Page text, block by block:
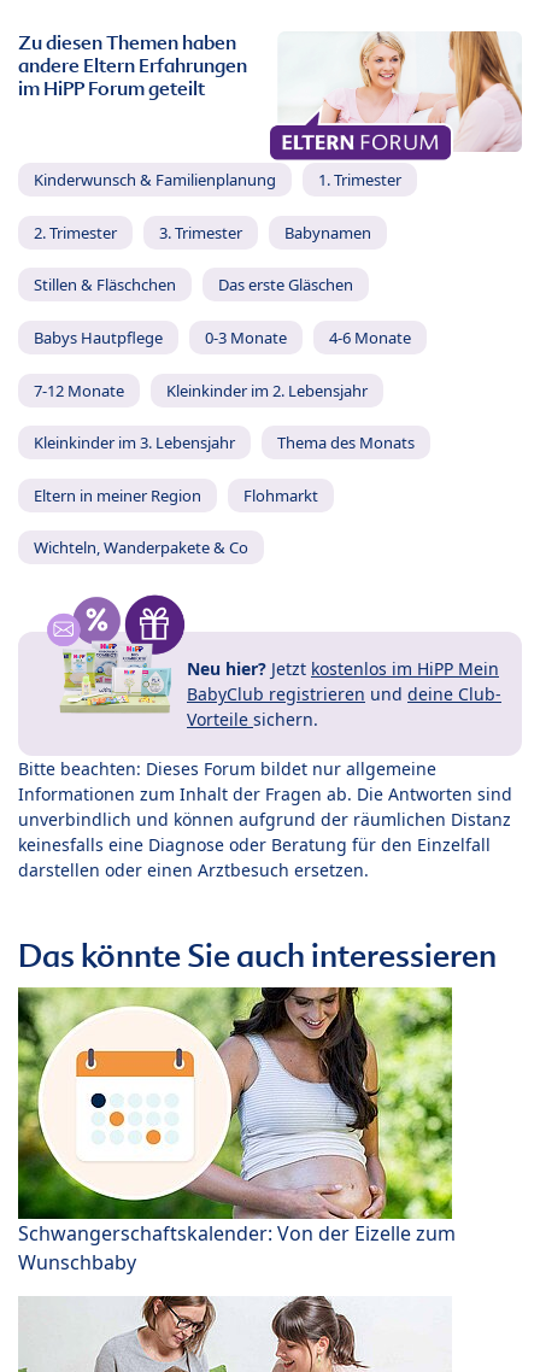
Zu diesen Themen haben
andere Eltern Erfahrungen
im HiPP Forum geteilt
Kinderwunsch & Familienplanung 1. Trimester
2. Trimester 3. Trimester Babynamen
Stillen & Fläschchen Das erste Gläschen
Babys Hautpflege 0-3 Monate 4-6 Monate
7-12 Monate Kleinkinder im 2. Lebensjahr
Kleinkinder im 3. Lebensjahr Thema des Monats
Eltern in meiner Region Flohmarkt
Wichteln, Wanderpakete & Co
Neu hier? Jetzt kostenlos im HiPP Mein
BabyClub registrieren und deine Club-
Vorteile sichern.
Bitte beachten: Dieses Forum bildet nur allgemeine
Informationen zum Inhalt der Fragen ab. Die Antworten sind
unverbindlich und können aufgrund der räumlichen Distanz
keinesfalls eine Diagnose oder Beratung für den Einzelfall
darstellen oder einen Arztbesuch ersetzen.
Das könnte Sie auch interessieren
Schwangerschaftskalender: Von der Eizelle zum
Wunschbaby